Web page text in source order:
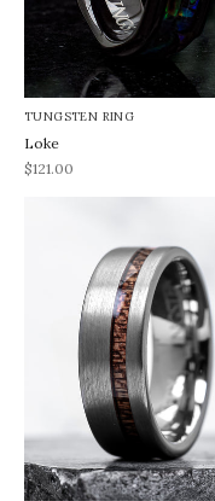
TUNGSTEN RING
Loke
REA-pris
$121.00